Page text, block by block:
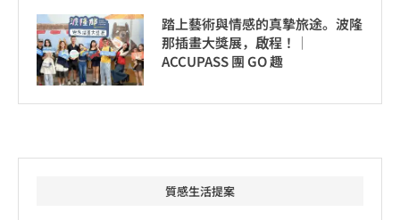
踏上藝術與情感的真摯旅途。波隆
那插畫大獎展，啟程！│
ACCUPASS 團 GO 趣
質感生活提案